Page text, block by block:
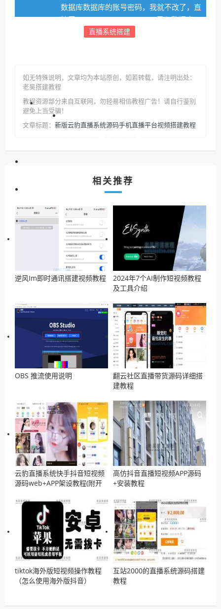
数据库数据库的账号密码，我就不改了，直
接用 livenew 1a9f8wJPtRdf，导入数据库4、
安装PM2管理器5、runtime缓存全部删除6、
个密码 123456
步骤四：后台部署
1、系统设置：公用设置里都改成自己的2、
私密设置里： 这里也都改成自己的3、扩展
直播系统搭建
如无特殊说明，文章均为本站原创 ，如若转载，请注明出处：
老吴搭建教程
教程资源部分来自互联网，勿轻易相信教程广告！请自行鉴别
避免上当受骗！
文章标题： 新版云豹直播系统源码手机直播平台视频搭建教程
相关推荐
逆风Im即时通讯搭建视频教程
2024年7个AI制作短视频教程
及工具介绍
OBS 推流使用说明
翻云社区直播带货源码详细搭
建教程
云豹直播系统快手抖音短视频
源码web+APP架设教程(附开
高仿抖音直播短视频APP源码
+安装教程
tiktok海外版短视频操作教程
（怎么使用海外版抖音）
互站2000的直播系统源码搭建
教程